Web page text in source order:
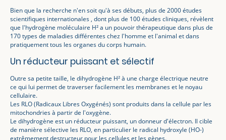
Bien que la recherche n'en soit qu'à ses débuts, plus de 2000 études
scientifiques internationales , dont plus de 100 études cliniques, révèlent
que l'hydrogène moléculaire H² a un pouvoir thérapeutique dans plus de
170 types de maladies différentes chez l'homme et l'animal et dans
pratiquement tous les organes du corps humain.
Un réducteur puissant et sélectif
Outre sa petite taille, le dihydrogène H² à une charge électrique neutre
ce qui lui permet de traverser facilement les membranes et le noyau
cellulaire.
Les RLO (Radicaux Libres Oxygénés) sont produits dans la cellule par les
mitochondries à partir de l'oxygène.
Le dihydrogène est un réducteur puissant, un donneur d'électron. Il cible
de manière sélective les RLO, en particulier le radical hydroxyle (HO-)
extrêmement destructeur pour les cellules et les gènes.